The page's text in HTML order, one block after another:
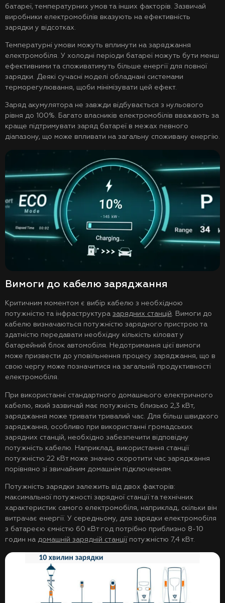
батареї, температурних умов та інших факторів. Зазвичай
виробники електромобілів вказують на ефективність
зарядки у відсотках.
Температурні умови можуть вплинути на заряджання
електромобіля. У холодні періоди батареї можуть бути менш
ефективними та споживатимуть більше енергії для повної
зарядки. Деякі сучасні моделі обладнані системами
терморегулювання, щоби мінімізувати цей ефект.
Заряд акумулятора не завжди відбувається з нульового
рівня до 100%. Багато власників електромобілів вважають за
краще підтримувати заряд батареї в межах певного
діапазону, що може впливати на загальну споживану енергію.
Вимоги до кабелю заряджання
Критичним моментом є вибір кабелю з необхідною
потужністю та інфраструктура зарядних станцій. Вимоги до
кабелю визначаються потужністю зарядного пристрою та
здатністю передавати необхідну кількість кіловат у
батарейний блок автомобіля. Недотримання цієї вимоги
може призвести до уповільнення процесу заряджання, що в
свою чергу може позначитися на загальній продуктивності
електромобіля.
При використанні стандартного домашнього електричного
кабелю, який зазвичай має потужність близько 2,3 кВт,
заряджання може тривати тривалий час. Для більш швидкого
заряджання, особливо при використанні громадських
зарядних станцій, необхідно забезпечити відповідну
потужність кабелю. Наприклад, використання станції
потужністю 22 кВт може значно скоротити час заряджання
порівняно зі звичайним домашнім підключенням.
Потужність зарядки залежить від двох факторів:
максимальної потужності зарядної станції та технічних
характеристик самого електромобіля, наприклад, скільки він
витрачає енергії. У середньому, для зарядки електромобіля
з батареєю ємністю 60 кВт·год потрібно приблизно 8-10
годин на домашній зарядній станції потужністю 7,4 кВт.